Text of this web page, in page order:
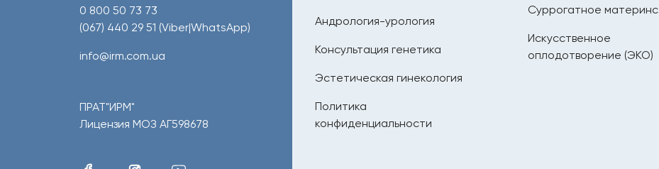
0 800 50 73 73
(067) 440 29 51 (Viber|WhatsApp)
info@irm.com.ua
ПРАТ"ИРМ"
Лицензия МОЗ АГ598678
Андрология-урология
Консультация генетика
Эстетическая гинекология
Политика
конфиденциальности
Суррогатное
Искусственное
оплодотворение (ЭКО)